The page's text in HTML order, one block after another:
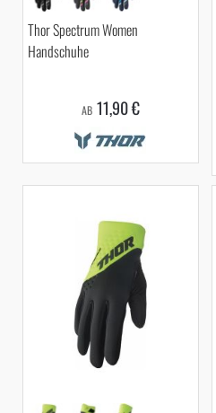
Thor Spectrum Women
Handschuhe
AB 11,90 €